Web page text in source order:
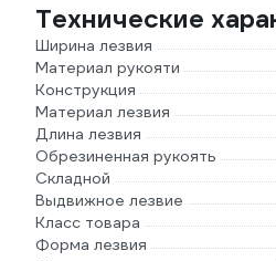
Технические
Ширина лезвия
Материал рукояти
Конструкция
Материал лезвия
Длина лезвия
Обрезиненная рукоять
Складной
Выдвижное лезвие
Класс товара
Форма лезвия